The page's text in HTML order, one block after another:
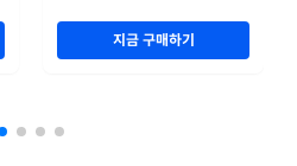
지금 구매하기